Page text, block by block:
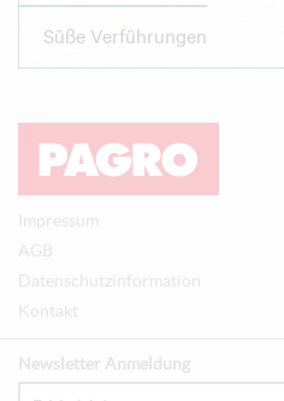
Süße Verführungen
Impressum
AGB
Datenschutzinformation
Kontakt
Newsletter Anmeldung